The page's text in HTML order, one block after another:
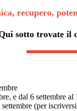
recupero,
sotto trovate il
e dal 6 settembre al
(per iscriversi